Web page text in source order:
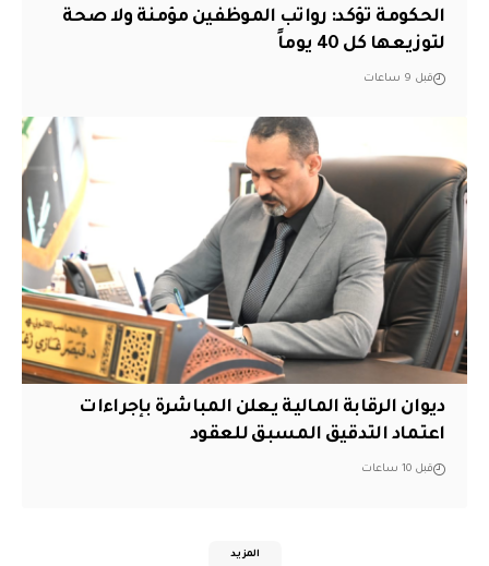
الحكومة تؤكد: رواتب الموظفين مؤمنة ولا صحة
لتوزيعها كل 40 يوماً
قبل 9 ساعات
ديوان الرقابة المالية يعلن المباشرة بإجراءات
اعتماد التدقيق المسبق للعقود
قبل 10 ساعات
المزيد